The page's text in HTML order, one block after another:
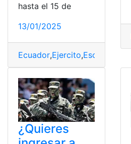
hasta el 15 de
13/01/2025
Ecuador,Ejercito,Escuelas
¿Quieres